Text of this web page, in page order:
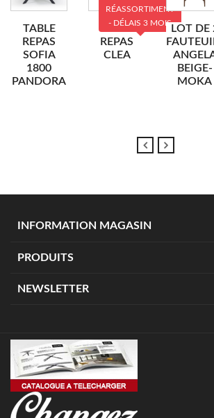
TABLE
REPAS
SOFIA
1800
PANDORA
TABLE
REPAS
CLEA
RÉASSORTIMENT
- DÉLAIS 3 MOISLOT DE
BEIGE-
MOKA
INFORMATION MAGASIN
PRODUITS
NEWSLETTER